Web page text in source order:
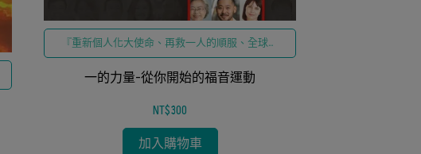
『重新個人化大使命、再救一人的順服、全球宣
教動員、聖靈屬靈覺醒』為核心，精準對接『基
督徒如何傳福音、教會宣教策略、實踐天國呼
一的力量-從你開始的福音運動
NT$300
加入購物車